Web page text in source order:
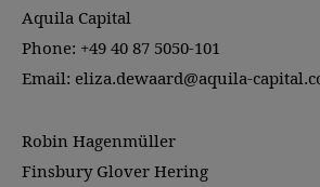
Aquila Capital
Phone: +49 40 87 5050-101
Email: eliza.dewaard@aquila-
Robin Hagenmüller
Finsbury Glover Hering